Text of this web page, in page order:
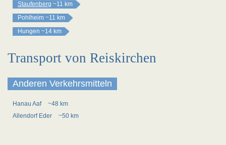
Staufenberg ~11 km
Pohlheim ~11 km
Hungen ~14 km
Transport von Reiskirchen
Anderen Verkehrsmitteln
Hanau Aaf
~48 km
Allendorf Eder
~50 km